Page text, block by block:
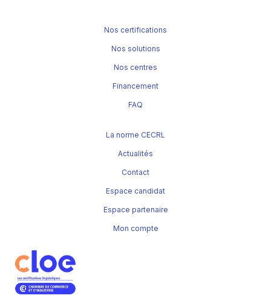
Nos certifications
Nos solutions
Nos centres
Financement
FAQ
La norme CECRL
Actualités
Contact
Espace candidat
Espace partenaire
Mon compte